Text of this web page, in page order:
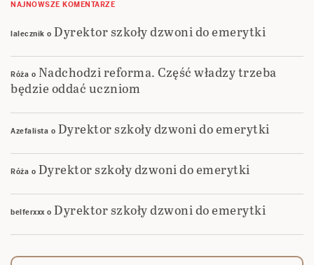
NAJNOWSZE KOMENTARZE
lalecznik o Dyrektor szkoły dzwoni do emerytki
Róża o Nadchodzi reforma. Część władzy trzeba
będzie oddać uczniom
Azefalista o Dyrektor szkoły dzwoni do emerytki
Róża o Dyrektor szkoły dzwoni do emerytki
belferxxxo Dyrektor szkoły dzwoni do emerytki